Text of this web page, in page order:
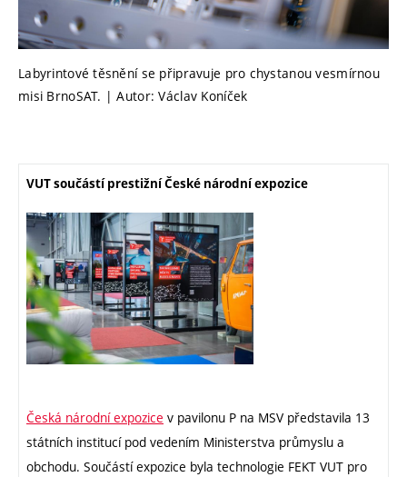
Labyrintové těsnění se připravuje pro chystanou vesmírnou
misi BrnoSAT. | Autor: Václav Koníček
VUT součástí prestižní České národní expozice
Česká národní expozice v pavilonu P na MSV představila 13
státních institucí pod vedením Ministerstva průmyslu a
obchodu. Součástí expozice byla technologie FEKT VUT pro